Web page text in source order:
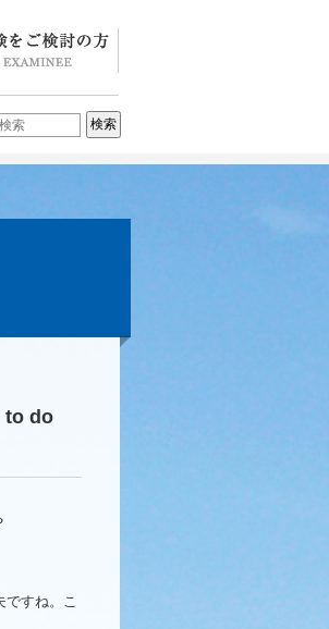
・イベント一覧
入試結果
せ
ンフレット
to do
すね。こ